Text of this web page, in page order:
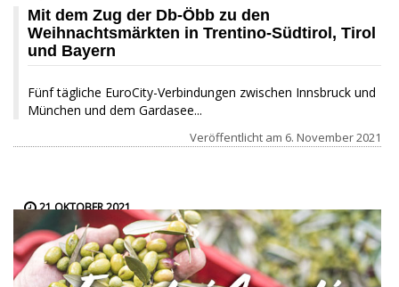
Mit dem Zug der Db-Öbb zu den
Weihnachtsmärkten in Trentino-Südtirol, Tirol
und Bayern
Fünf tägliche EuroCity-Verbindungen zwischen Innsbruck und
München und dem Gardasee...
Veröffentlicht am 6. November 2021
21 OKTOBER 2021